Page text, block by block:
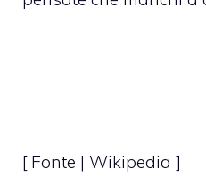
[ Fonte | Wikipedia ]